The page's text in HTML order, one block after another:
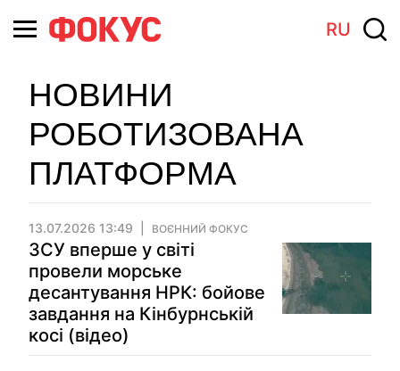
RU
НОВИНИ
РОБОТИЗОВАНА
ПЛАТФОРМА
13.07.2026 13:49 ВОЄННИЙ ФОКУС
ЗСУ вперше у світі
провели морське
десантування НРК: бойове
завдання на Кінбурнській
косі (відео)